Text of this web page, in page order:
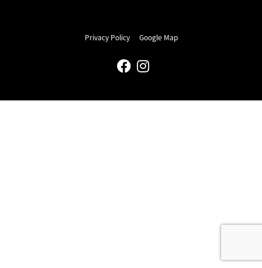
Privacy Policy Google Map